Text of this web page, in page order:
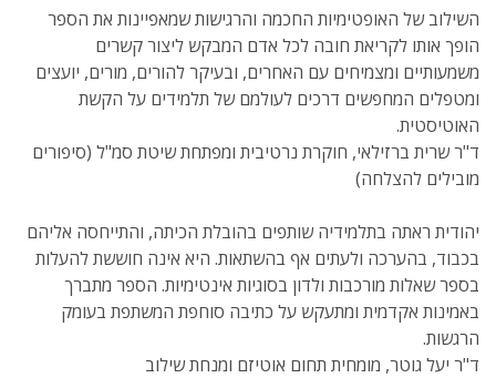
השילוב של האופטימיות החכמה והרגישות שמאפיינות את הספר
הופך אותו לקריאת חובה לכל אדם המבקש ליצור קשרים
משמעותיים ומצמיחים עם האחרים, ובעיקר להורים, מורים, יועצים
ומטפלים המחפשים דרכים לעולמם של תלמידים על הקשת
האוטיסטית.
ד"ר שרית ברזילאי, חוקרת נרטיבית ומפתחת שיטת סמ"ל (סיפורים
מובילים להצלחה)
יהודית ראתה בתלמידיה שותפים בהובלת הכיתה, והתייחסה אליהם
בכבוד, בהערכה ולעתים אף בהשתאות. היא אינה חוששת להעלות
בספר שאלות מורכבות ולדון בסוגיות אינטימיות. הספר מתברך
באמינות אקדמית ומתעקש על כתיבה סוחפת המשתפת בעומק
הרגשות.
ד"ר יעל גוטר, מומחית תחום אוטיזם ומנחת שילוב